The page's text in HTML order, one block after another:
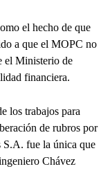
el hecho de que
a que el MOPC no
el Ministerio de
financiera.
los trabajos para
de rubros por
S.A. fue la única que
Chávez